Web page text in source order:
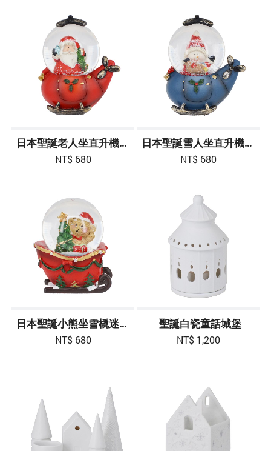
日本聖誕老人坐直升機雪花球 3吋-紅色
NT$ 680
日本聖誕雪人坐直升機雪花球 3吋-藍色
NT$ 680
日本聖誕小熊坐雪橇迷你雪花球 3吋-紅色
NT$ 680
聖誕白瓷童話城堡
NT$ 1,200